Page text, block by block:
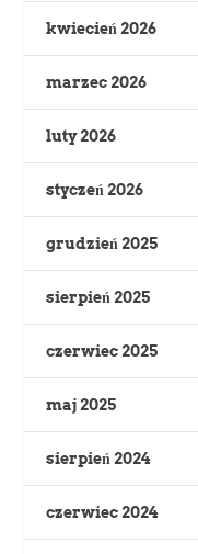
kwiecień 2026
marzec 2026
luty 2026
styczeń 2026
grudzień 2025
sierpień 2025
czerwiec 2025
maj 2025
sierpień 2024
czerwiec 2024